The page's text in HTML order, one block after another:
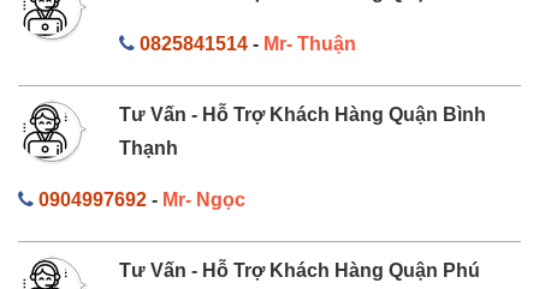
0825841514- Mr- Thuận
Tư Vấn - Hỗ Trợ Khách Hàng Quận Bình
Thạnh
0904997692 - Mr- Ngọc
Tư Vấn - Hỗ Trợ Khách Hàng Quận Phú